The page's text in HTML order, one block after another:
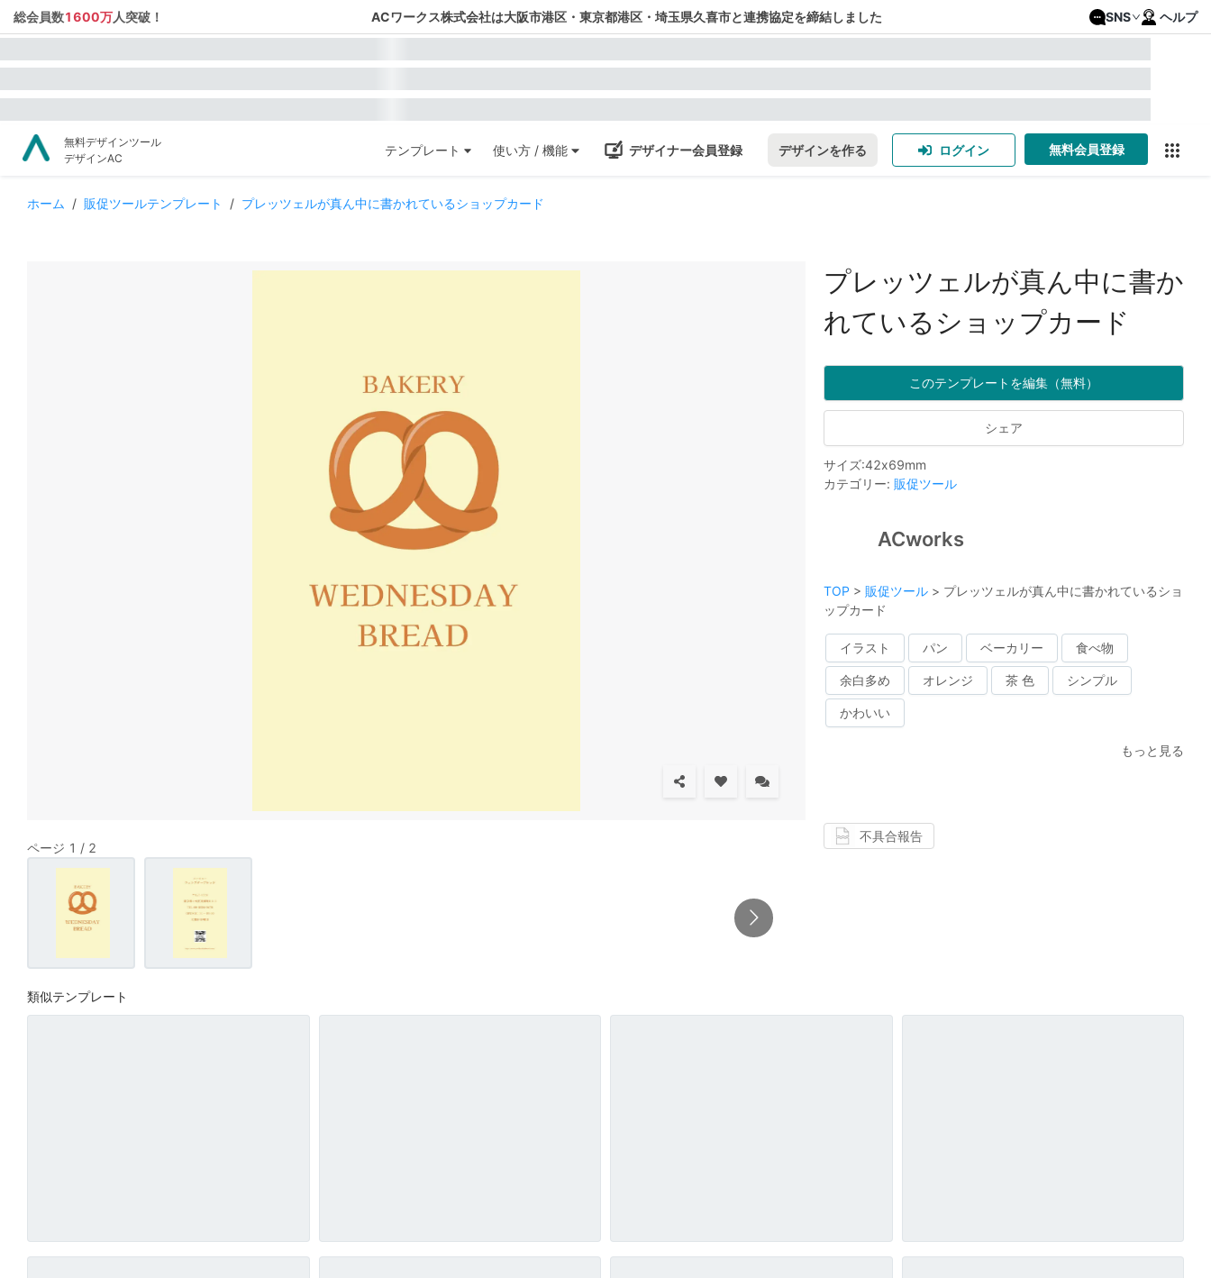
総会員数1600万人突破！ ACワークス株式会社は大阪市港区・東京都港区・埼玉県久喜市と連携協定を締結しました SNS ヘルプ
無料デザインツール
デザインAC
テンプレート 使い方 / 機能 デザイナー会員登録 デザインを作る ログイン 無料会員登録
ホーム / 販促ツールテンプレート / プレッツェルが真ん中に書かれているショップカード
ページ 1 / 2
プレッツェルが真ん中に書か
れているショップカード
このテンプレートを編集（無料）
シェア
サイズ:42x69mm
カテゴリー: 販促ツール
ACworks
TOP > 販促ツール > プレッツェルが真ん中に書かれているショ
ップカード
イラスト パン ベーカリー 食べ物
余白多め オレンジ 茶 色 シンプル
かわいい
もっと見る
不具合報告
類似テンプレート